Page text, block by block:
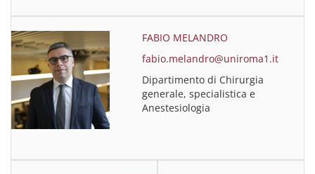
FABIO MELANDRO
fabio.melandro@uniroma1.it
Dipartimento di Chirurgia
generale, specialistica e
Anestesiologia